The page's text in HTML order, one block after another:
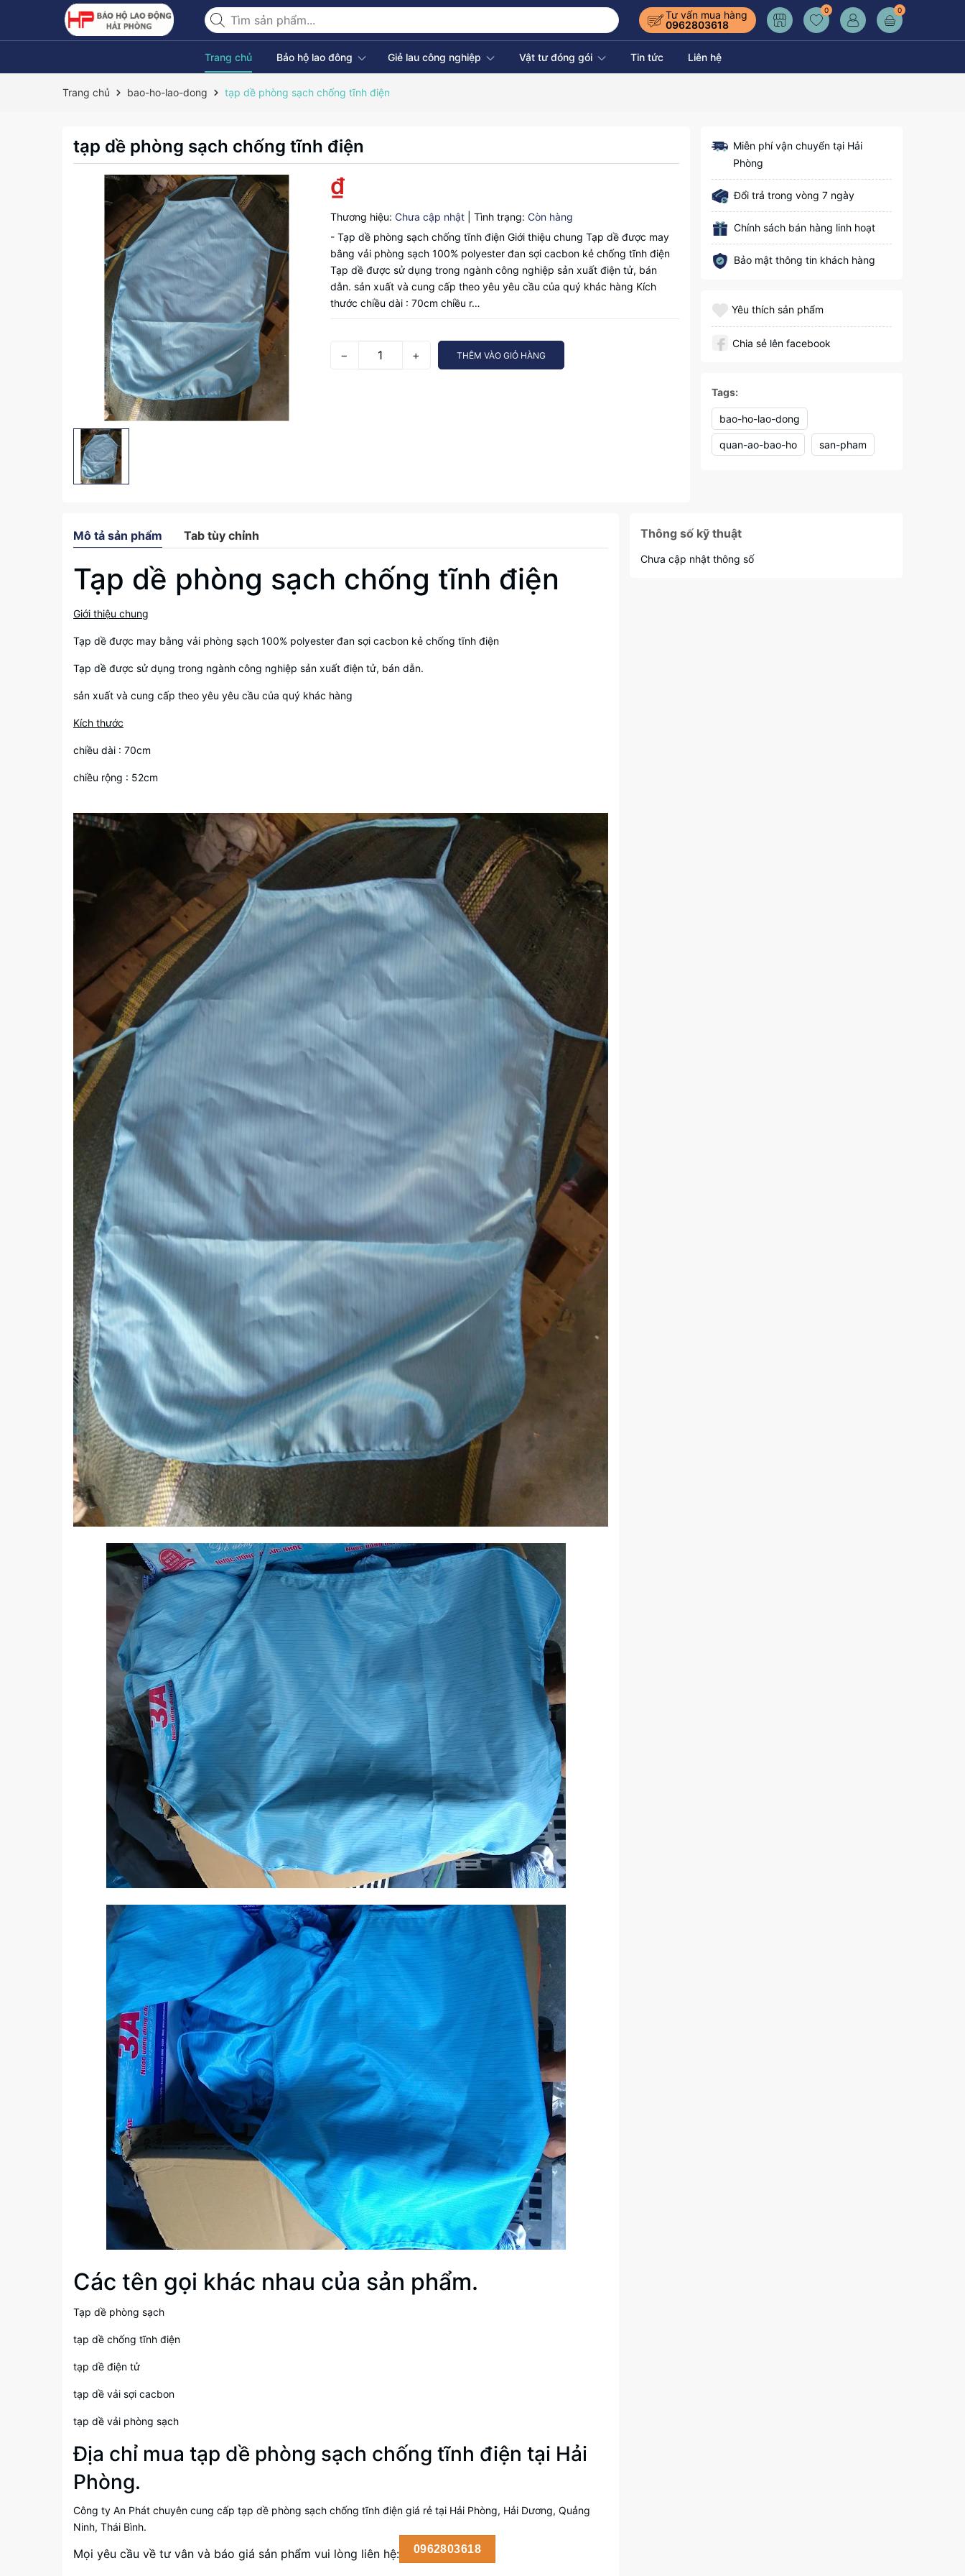
Tư vấn mua hàng
0962803618
0 0
Trang chủ Bảo hộ lao đông Giẻ lau công nghiệp Vật tư đóng gói Tin tức Liên hệ
Trang chủ bao-ho-lao-dong tạp dề phòng sạch chống tĩnh điện
tạp dề phòng sạch chống tĩnh điện
₫
Thương hiệu: Chưa cập nhật Tình trạng: Còn hàng
- Tạp dề phòng sạch chống tĩnh điện Giới thiệu chung Tạp dề được may
bằng vải phòng sạch 100% polyester đan sợi cacbon kẻ chống tĩnh điện
Tạp dề được sử dụng trong ngành công nghiệp sản xuất điện tử, bán
dẫn. sản xuất và cung cấp theo yêu yêu cầu của quý khác hàng Kích
thước chiều dài : 70cm chiều r…
− + THÊM VÀO GIỎ HÀNG
Miễn phí vận chuyển tại Hải
Phòng
Đổi trả trong vòng 7 ngày
Chính sách bán hàng linh hoạt
Bảo mật thông tin khách hàng
Yêu thích sản phẩm
Chia sẻ lên facebook
Tags:
bao-ho-lao-dong
quan-ao-bao-ho san-pham
Mô tả sản phẩm Tab tùy chỉnh
Tạp dề phòng sạch chống tĩnh điện
Giới thiệu chung
Tạp dề được may bằng vải phòng sạch 100% polyester đan sợi cacbon kẻ chống tĩnh điện
Tạp dề được sử dụng trong ngành công nghiệp sản xuất điện tử, bán dẫn.
sản xuất và cung cấp theo yêu yêu cầu của quý khác hàng
Kích thước
chiều dài : 70cm
chiều rộng : 52cm
Các tên gọi khác nhau của sản phẩm.
Tạp dề phòng sạch
tạp dề chống tĩnh điện
tạp dề điện tử
tạp dề vải sợi cacbon
tạp dề vải phòng sạch
Địa chỉ mua tạp dề phòng sạch chống tĩnh điện tại Hải
Phòng.
Công ty An Phát chuyên cung cấp tạp dề phòng sạch chống tĩnh điện giá rẻ tại Hải Phòng, Hải Dương, Quảng
Ninh, Thái Bình.
Mọi yêu cầu về tư vân và báo giá sản phẩm vui lòng liên hệ: 0962803618
Thông số kỹ thuật
Chưa cập nhật thông số